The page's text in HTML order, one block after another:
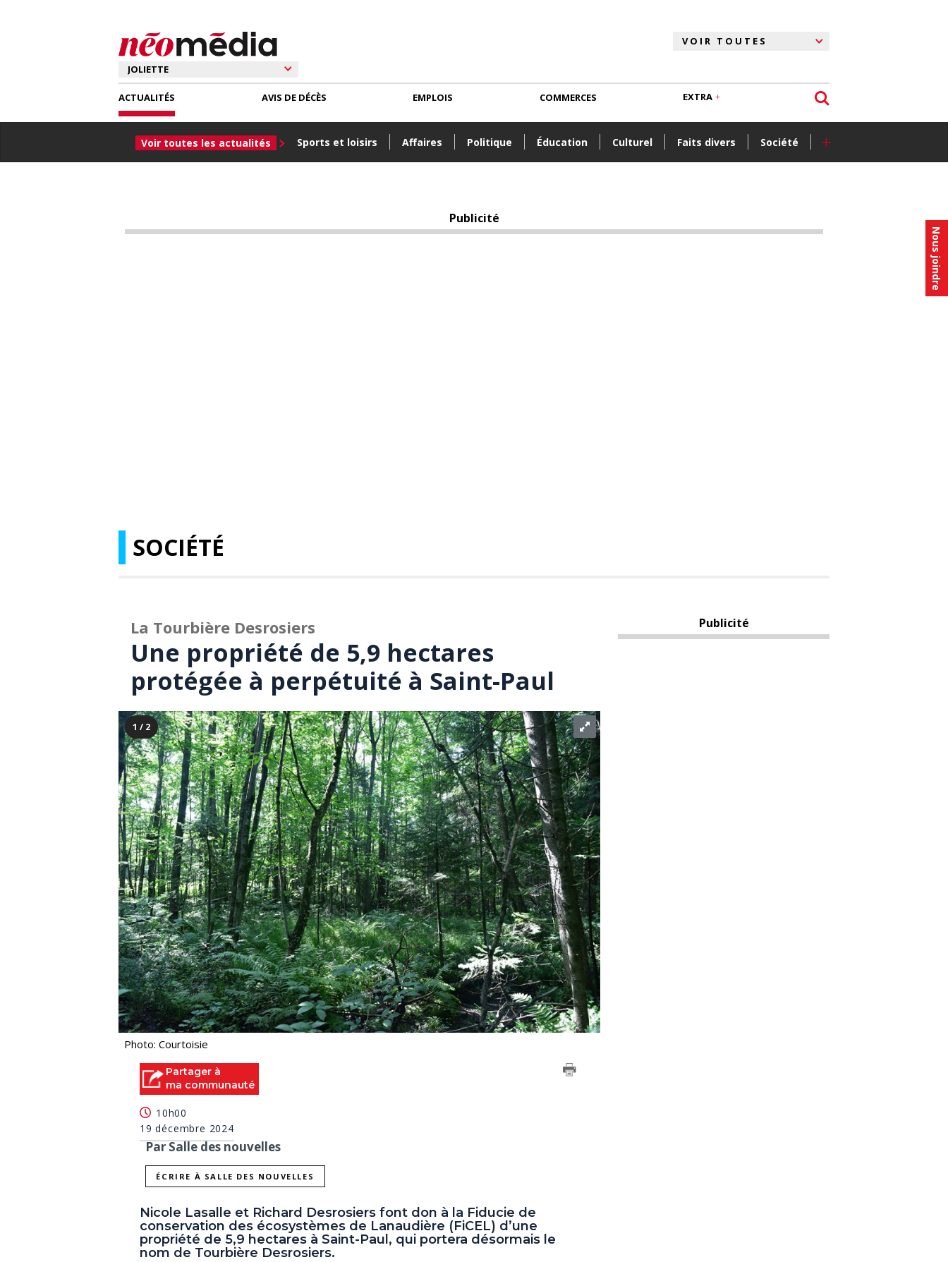
Nous joindre
ACTUALITÉS
Voir toutes les actualités Sports et loisirs Affaires Politique Éducation Culturel Faits divers Société +
AVIS DE DÉCÈS EMPLOIS COMMERCES EXTRA
Publicité
SOCIÉTÉ
La Tourbière Desrosiers
Une propriété de 5,9 hectares
protégée à perpétuité à Saint-Paul
1 / 2
Photo: Courtoisie
Partager à
ma communauté
10h00
19 décembre 2024
Par Salle des nouvelles
ÉCRIRE À SALLE DES NOUVELLES
Nicole Lasalle et Richard Desrosiers font don à la Fiducie de
conservation des écosystèmes de Lanaudière (FiCEL) d’une
propriété de 5,9 hectares à Saint-Paul, qui portera désormais le
nom de Tourbière Desrosiers.
Publicité